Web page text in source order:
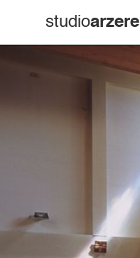
studioarzere